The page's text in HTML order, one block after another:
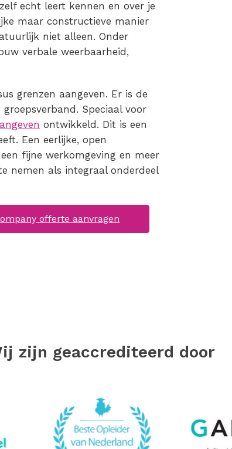
echt leert kennen en over je
maar constructieve manier
niet alleen. Onder
verbale weerbaarheid,
grenzen aangeven. Er is de
groepsverband. Speciaal voor
ontwikkeld. Dit is een
Een eerlijke, open
fijne werkomgeving en meer
nemen als integraal onderdeel
offerte aanvragen
zijn geaccrediteerd door